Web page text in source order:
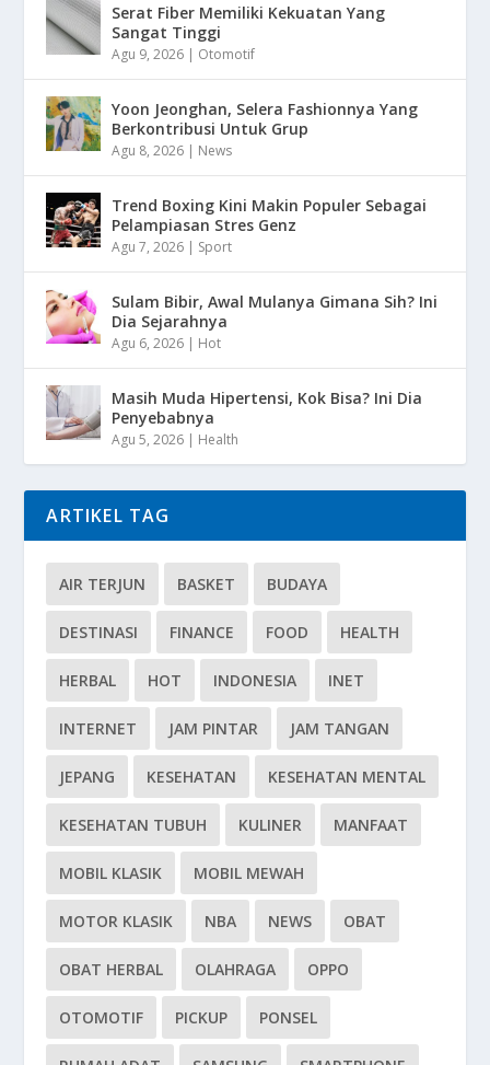
Serat Fiber Memiliki Kekuatan Yang
Sangat Tinggi
Agu 9, 2026 | Otomotif
Yoon Jeonghan, Selera Fashionnya Yang
Berkontribusi Untuk Grup
Agu 8, 2026 | News
Trend Boxing Kini Makin Populer Sebagai
Pelampiasan Stres Genz
Agu 7, 2026 | Sport
Sulam Bibir, Awal Mulanya Gimana Sih? Ini
Dia Sejarahnya
Agu 6, 2026 | Hot
Masih Muda Hipertensi, Kok Bisa? Ini Dia
Penyebabnya
Agu 5, 2026 | Health
ARTIKEL TAG
AIR TERJUN BASKET BUDAYA
DESTINASI FINANCE FOOD HEALTH
HERBAL HOT INDONESIA INET
INTERNET JAM PINTAR JAM TANGAN
JEPANG KESEHATAN KESEHATAN MENTAL
KESEHATAN TUBUH KULINER MANFAAT
MOBIL KLASIK MOBIL MEWAH
MOTOR KLASIK NBA NEWS OBAT
OBAT HERBAL OLAHRAGA OPPO
OTOMOTIF PICKUP PONSEL